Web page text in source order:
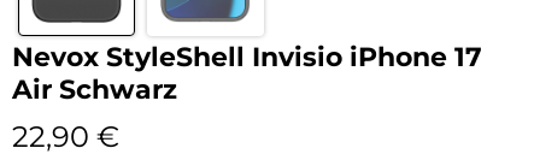
Nevox StyleShell Invisio iPhone 17
Air Schwarz
22,90 €